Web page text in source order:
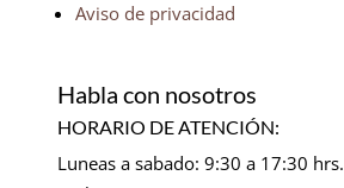
Aviso de privacidad
Habla con nosotros
HORARIO DE ATENCIÓN:
Luneas a sabado: 9:30 a 17:30 hrs.